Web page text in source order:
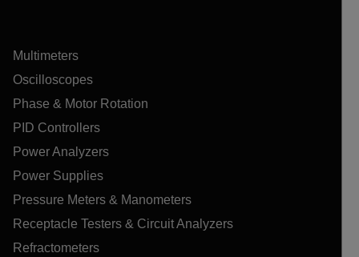
Multimeters
Oscilloscopes
Phase & Motor Rotation
PID Controllers
Power Analyzers
Power Supplies
Pressure Meters & Manometers
Receptacle Testers & Circuit Analyzers
Refractometers